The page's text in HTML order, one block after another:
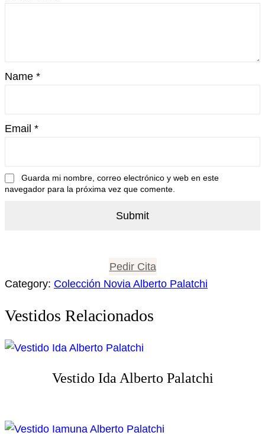
Name *
Email *
Guarda mi nombre, correo electrónico y web en este
navegador para la próxima vez que comente.
Pedir Cita
Category: Colección Novia Alberto Palatchi
Vestidos Relacionados
Vestido Ida Alberto Palatchi